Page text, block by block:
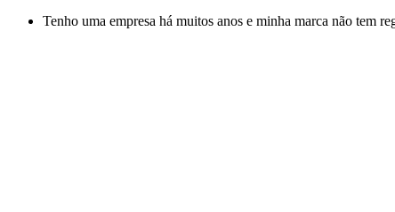
Tenho uma empresa há muitos anos e minha marca não tem